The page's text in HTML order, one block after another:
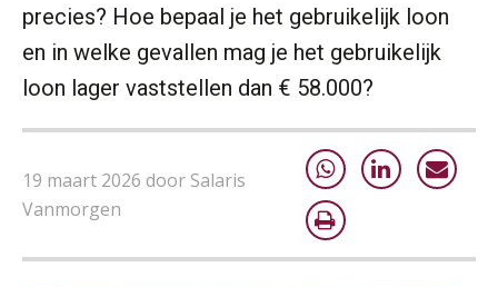
precies? Hoe bepaal je het gebruikelijk loon
en in welke gevallen mag je het gebruikelijk
loon lager vaststellen dan € 58.000?
19 maart 2026 door Salaris
Vanmorgen